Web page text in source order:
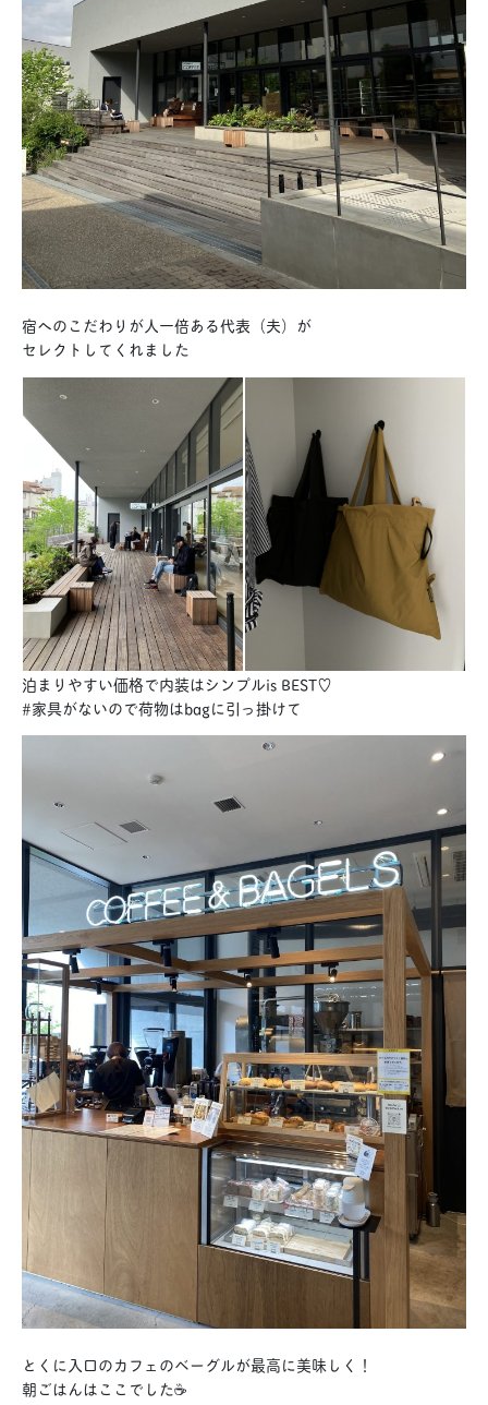
宿へのこだわりが人一倍ある代表（夫）が
セレクトしてくれました
泊まりやすい価格で内装はシンプルis BEST♡
#家具がないので荷物はbagに引っ掛けて
とくに入口のカフェのベーグルが最高に美味しく！
朝ごはんはここでした☕️